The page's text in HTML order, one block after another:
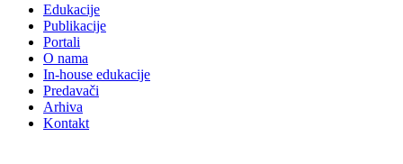
Edukacije
Publikacije
Portali
O nama
In-house edukacije
Predavači
Arhiva
Kontakt